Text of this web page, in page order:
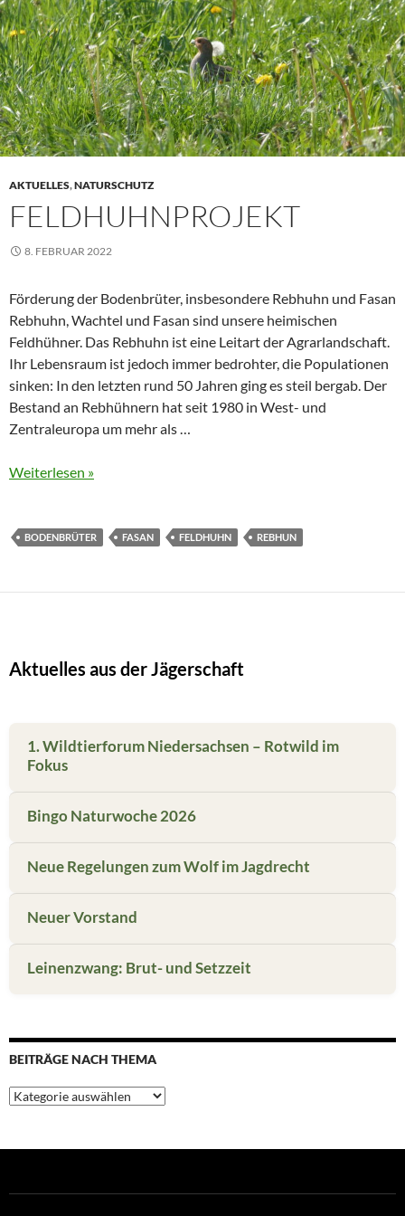
AKTUELLES,NATURSCHUTZ
FELDHUHNPROJEKT
8. FEBRUAR 2022
Förderung der Bodenbrüter, insbesondere Rebhuhn und Fasan
Rebhuhn, Wachtel und Fasan sind unsere heimischen
Feldhühner. Das Rebhuhn ist eine Leitart der Agrarlandschaft.
Ihr Lebensraum ist jedoch immer bedrohter, die Populationen
sinken: In den letzten rund 50 Jahren ging es steil bergab. Der
Bestand an Rebhühnern hat seit 1980 in West- und
Zentraleuropa um mehr als …
Weiterlesen »
BODENBRÜTER FASAN FELDHUHN REBHUN
Aktuelles aus der Jägerschaft
1. Wildtierforum Niedersachsen – Rotwild im
Fokus
Bingo Naturwoche 2026
Neue Regelungen zum Wolf im Jagdrecht
Neuer Vorstand
Leinenzwang: Brut- und Setzzeit
BEITRÄGE NACH THEMA
Beiträge
nach